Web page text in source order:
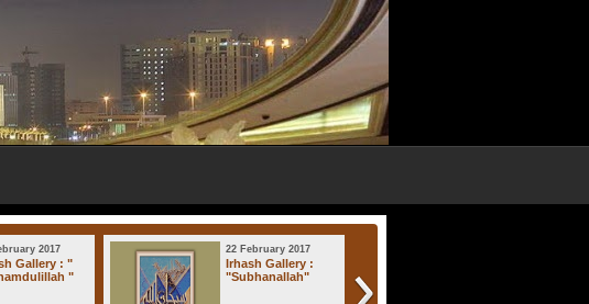
17 November 2016
Irhash Gallery : "
Atsratul Lisan "